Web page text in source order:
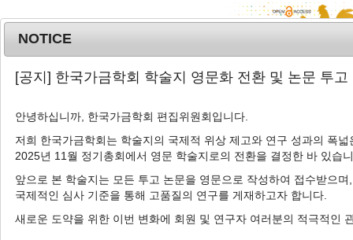
T
o
e
n
a
MENU
Korean J. Poult. Sci. 2021;
48(4 ):169-176
pISSN: 1225-6625, eISSN: 2287-5387
Article
산란후기 사료 내 가수분해 효모의 첨가 급
NOTICE
[공지] 한국가금학회 학술지 영문화 전환 및 논문 투고
안녕하십니까, 한국가금학회 편집위원회입니다.
저희 한국가금학회는 학술지의 국제적 위상 제고와 연구 성과의 폭넓
2025년 11월 정기총회에서 영문 학술지로의 전환을 결정한 바 있습
앞으로 본 학술지는 모든 투고 논문을 영문으로 작성하여 접수받으며,
국제적인 심사 기준을 통해 고품질의 연구를 게재하고자 합니다.
새로운 도약을 위한 이번 변화에 회원 및 연구자 여러분의 적극적인